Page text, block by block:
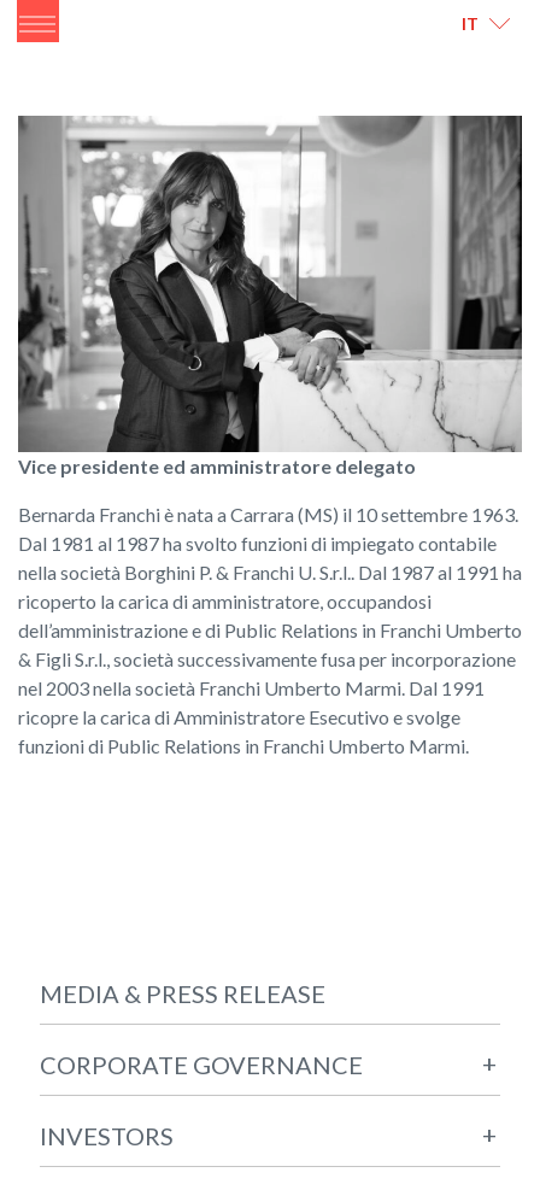
IT
Vice presidente ed amministratore delegato
Bernarda Franchi è nata a Carrara (MS) il 10 settembre 1963.
Dal 1981 al 1987 ha svolto funzioni di impiegato contabile
nella società Borghini P. & Franchi U. S.r.l.. Dal 1987 al 1991 ha
ricoperto la carica di amministratore, occupandosi
dell’amministrazione e di Public Relations in Franchi Umberto
& Figli S.r.l., società successivamente fusa per incorporazione
nel 2003 nella società Franchi Umberto Marmi. Dal 1991
ricopre la carica di Amministratore Esecutivo e svolge
funzioni di Public Relations in Franchi Umberto Marmi.
MEDIA & PRESS RELEASE
CORPORATE GOVERNANCE +
INVESTORS +